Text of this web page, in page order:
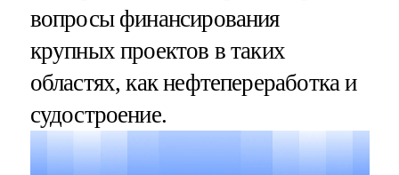
вопросы финансирования
крупных проектов в таких
областях, как нефтепереработка и
судостроение.